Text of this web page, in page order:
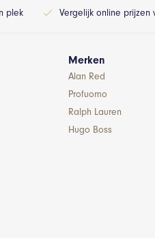
plek Vergelijk online prijzen
Merken
Alan Red
Profuomo
Ralph Lauren
Hugo Boss